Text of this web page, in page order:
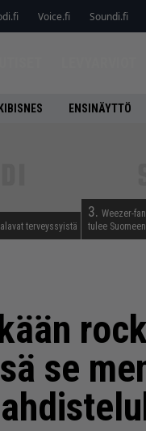
Voice.fi Soundi.fi
ENSINÄYTTÖ
terveyssyistä
3. Weezer-
tulee Suomeen
se